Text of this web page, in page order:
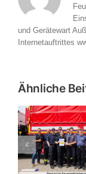
und Gerätewart
Internetauftrittes
Ähnliche
Main-